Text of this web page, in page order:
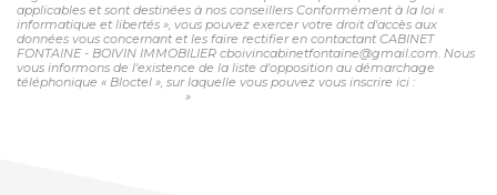
applicables et sont destinées à nos conseillers Conformément à la loi «
informatique et libertés », vous pouvez exercer votre droit d'accès aux
données vous concernant et les faire rectifier en contactant CABINET
FONTAINE - BOIVIN IMMOBILIER cboivincabinetfontaine@gmail.com. Nous
vous informons de l'existence de la liste d'opposition au démarchage
téléphonique « Bloctel », sur laquelle vous pouvez vous inscrire ici :
»